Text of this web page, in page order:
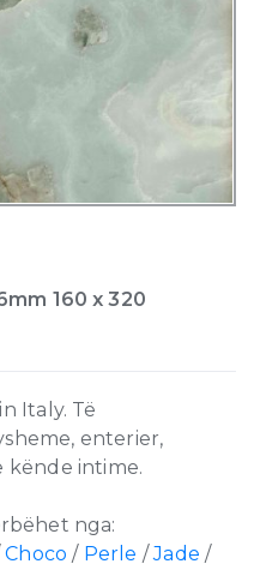
160 x 320
Italy. Të
enterier,
kënde intime.
nga:
Choco / Perle /Jade /